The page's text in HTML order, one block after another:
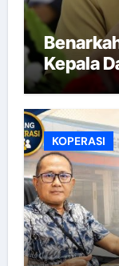
Kepala
KOPERASI